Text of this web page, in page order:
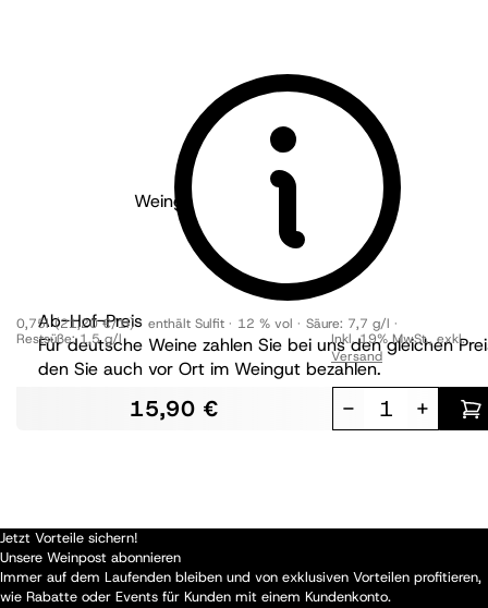
Weingut Dambach - Pfalz
2023
Riesling Spielberg
trocken
Ab-Hof-Preis
Für deutsche Weine zahlen Sie bei uns den gleichen
den Sie auch vor Ort im Weingut bezahlen.
0,75l (21,20 €/1l) enthält Sulfit 12 % vol Säure: 7,7 g/l
Restsüße:1,5 g/l
15,90 €
Inkl. 19% MwSt.,exkl.
Versand
- +
Jetzt Vorteile sichern!
Unsere Weinpost abonnieren
Immer auf dem Laufenden bleiben und von exklusiven Vorteilen profitieren,
wie Rabatte oder Events für Kunden mit einem Kundenkonto.